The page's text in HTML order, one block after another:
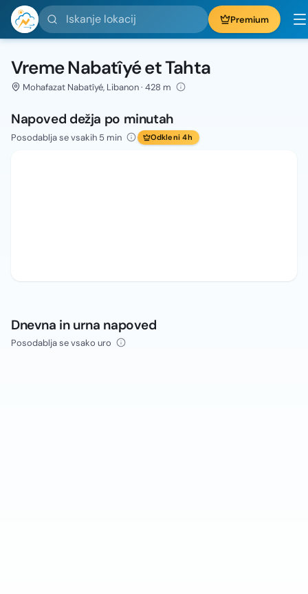
Iskanje lokacij Premium
Vreme Nabatîyé et Tahta
Mohafazat Nabatîyé, Libanon · 428 m
Napoved dežja po minutah
Posodablja se vsakih 5 min Odkleni 4h
Dnevna in urna napoved
Posodablja se vsako uro